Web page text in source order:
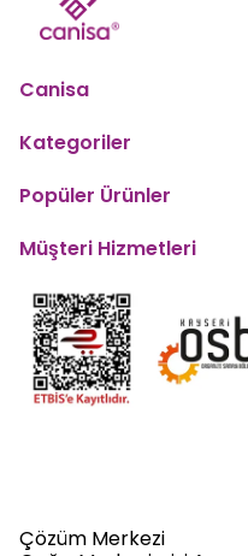
Canisa
Kategoriler
Popüler Ürünler
Müşteri Hizmetleri
Çözüm Merkezi